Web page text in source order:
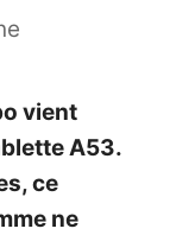
vient
A53.
ce
ne